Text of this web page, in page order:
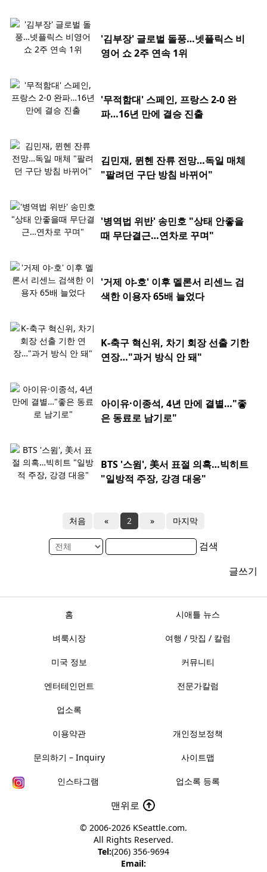
'김부장' 글로벌 돌풍…넷플릭스 비
영어 쇼 2주 연속 1위
'무적함대' 스페인, 프랑스 2-0 완
파…16년 만에 결승 진출
김민재, 뮌헨 잔류 전망…독일 매체
"팔려던 구단 방침 바뀌어"
'병역법 위반' 송민호 "상태 안좋을
때 무단결근…연차로 꾸며"
'거제 야-호' 이후 멜론서 리센느 검
색한 이용자 65배 늘었다
K-축구 혁신위, 차기 회장 선출 기한
연장…"과거 방식 안 돼"
아이유·이종석, 4년 만에 결별…"좋
은 동료로 남기로"
BTS '스윔', 美서 표절 의혹…빅히트
"일방적 주장, 강경 대응"
처음 « 2 » 마지막
검색
글쓰기
홈 시애틀 뉴스
벼룩시장 여행 / 맛집 / 칼럼
미국 정보 커뮤니티
엔터테인먼트 전문가칼럼
업소록
이용약관 개인정보정책
문의하기 – Inquiry 사이트맵
인스타그램 업소록 등록
맨위로
© 2006-2026 KSeattle.com.
All Rights Reserved.
Tel:(206) 356-9694
Email: